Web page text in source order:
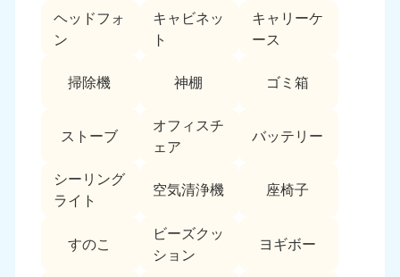
ヘッドフォ
ン
キャビネッ
ト
キャリーケ
ース
掃除機 神棚 ゴミ箱
ストーブ
オフィスチ
ェア
バッテリー
シーリング
ライト
空気清浄機 座椅子
すのこ
ビーズクッ
ション
ヨギボー
福島県
050-1881-5271
東京都
050-1881-5265
9:00〜19:00 年中無休
神奈川県
050-1881-5268
9:00〜19:00 年中無休
050-1881-5266
9:00〜19:00 年中無休